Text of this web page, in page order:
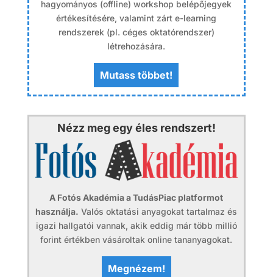
hagyományos (offline) workshop belépőjegyek
értékesítésére, valamint zárt e-learning
rendszerek (pl. céges oktatórendszer)
létrehozására.
Mutass többet!
Nézz meg egy éles rendszert!
A Fotós Akadémia a TudásPiac platformot
használja. Valós oktatási anyagokat tartalmaz és
igazi hallgatói vannak, akik eddig már több millió
forint értékben vásároltak online tananyagokat.
Megnézem!